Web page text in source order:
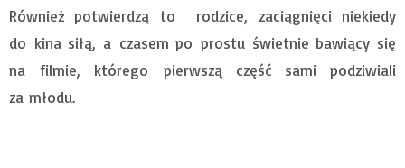
Również potwierdzą to rodzice, zaciągnięci niekiedy
do kina siłą, a czasem po prostu świetnie bawiący się
na filmie, którego pierwszą część sami podziwiali
za młodu.